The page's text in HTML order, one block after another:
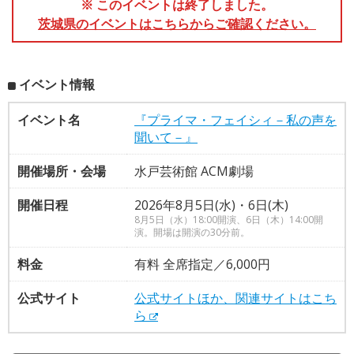
※ このイベントは終了しました。
茨城県のイベントはこちらからご確認ください。
イベント情報
イベント名
『プライマ・フェイシィ－私の声を
聞いて－』
開催場所・会場
水戸芸術館 ACM劇場
開催日程
2026年8月5日(水)・6日(木)
8月5日（水）18:00開演、6日（木）14:00開
演。開場は開演の30分前。
料金
有料 全席指定／6,000円
公式サイト
公式サイトほか、関連サイトはこち
ら